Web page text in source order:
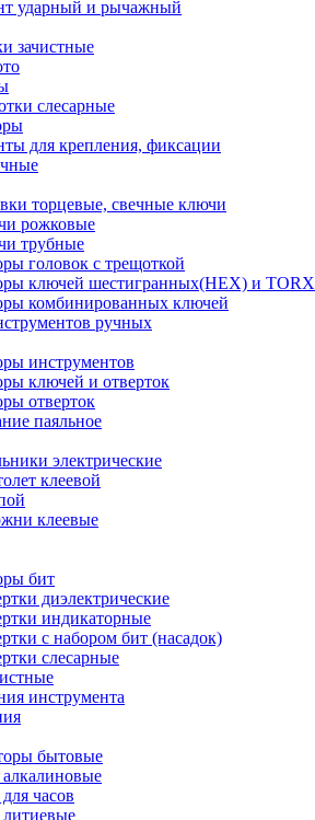
ударный и рычажный
зачистные
слесарные
для крепления, фиксации
торцевые, свечные ключи
рожковые
трубные
головок c трещоткой
ключей шестигранных(HEX) и TORX
комбинированных ключей
ручных
инструментов
ключей и отверток
отверток
паяльное
электрические
клеевой
клеевые
бит
диэлектрические
индикаторные
с набором бит (насадок)
слесарные
инструмента
бытовые
алкалиновые
часов
литиевые